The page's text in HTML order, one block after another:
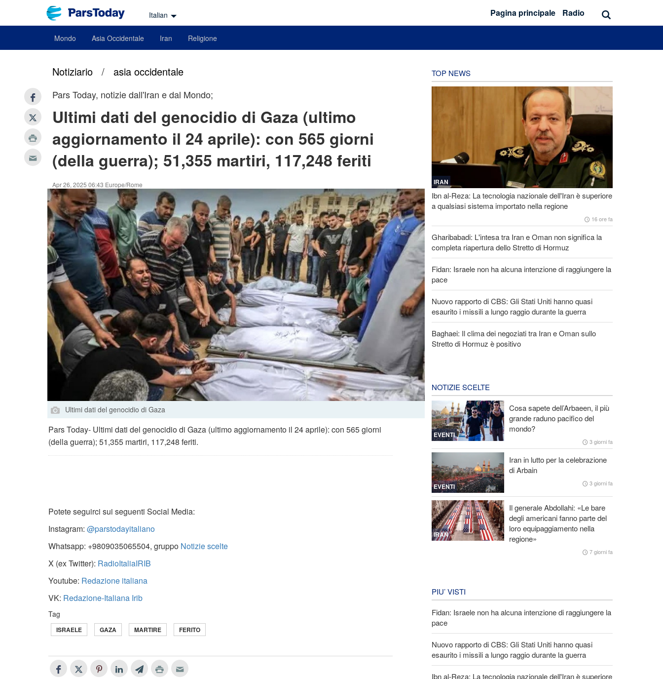
Italian Pagina principale Radio
Mondo Asia Occidentale Iran Religione
Notiziario / asia occidentale
Pars Today, notizie dall'Iran e dal Mondo;
Ultimi dati del genocidio di Gaza (ultimo
aggiornamento il 24 aprile): con 565 giorni
(della guerra); 51,355 martiri, 117,248 feriti
Apr 26, 2025 06:43 Europe/Rome
Ultimi dati del genocidio di Gaza
Pars Today- Ultimi dati del genocidio di Gaza (ultimo aggiornamento il 24 aprile): con 565 giorni
(della guerra); 51,355 martiri, 117,248 feriti.
Potete seguirci sui seguenti Social Media:
Instagram: @parstodayitaliano
Whatsapp: +9809035065504, gruppo Notizie scelte
X (ex Twitter): RadioItaliaIRIB
Youtube: Redazione italiana
VK: Redazione-Italiana Irib
Tag
ISRAELE GAZA MARTIRE FERITO
TOP NEWS
IRAN
Ibn al-Reza: La tecnologia nazionale dell'Iran è superiore
a qualsiasi sistema importato nella regione
16 ore fa
Gharibabadi: L'intesa tra Iran e Oman non significa la
completa riapertura dello Stretto di Hormuz
Fidan: Israele non ha alcuna intenzione di raggiungere la
pace
Nuovo rapporto di CBS: Gli Stati Uniti hanno quasi
esaurito i missili a lungo raggio durante la guerra
Baghaei: Il clima dei negoziati tra Iran e Oman sullo
Stretto di Hormuz è positivo
NOTIZIE SCELTE
EVENTI
Cosa sapete dell’Arbaeen, il più
grande raduno pacifico del
mondo?
3 giorni fa
EVENTI
Iran in lutto per la celebrazione
di Arbain
3 giorni fa
IRAN
Il generale Abdollahi: «Le bare
degli americani fanno parte del
loro equipaggiamento nella
regione»
7 giorni fa
PIU’ VISTI
Fidan: Israele non ha alcuna intenzione di raggiungere la
pace
Nuovo rapporto di CBS: Gli Stati Uniti hanno quasi
esaurito i missili a lungo raggio durante la guerra
Ibn al-Reza: La tecnologia nazionale dell'Iran è superiore